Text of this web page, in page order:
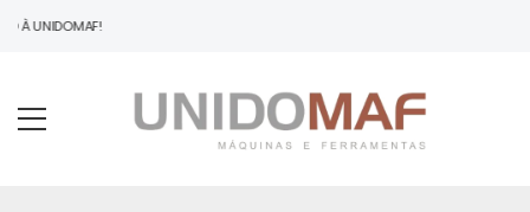
À UNIDOMAF!